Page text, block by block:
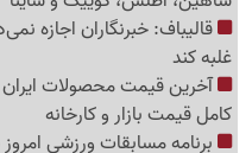
قالیباف: خبرنگاران اجازه
غلبه کند
کامل قیمت بازار و کارخانه